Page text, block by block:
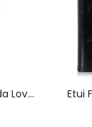
Etui Folio Sony Xperia L4 Panda Love Ze Stringami